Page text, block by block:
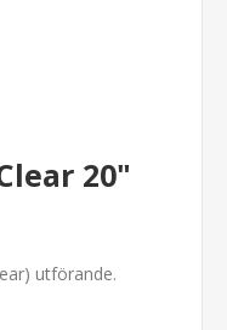
20"
utförande.